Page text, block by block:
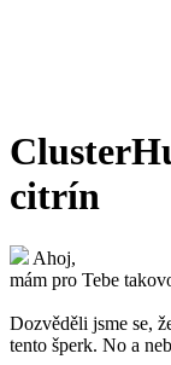
citrín
Ahoj,
mám pro Tebe
Dozvěděli jsme se,
tento šperk. No a